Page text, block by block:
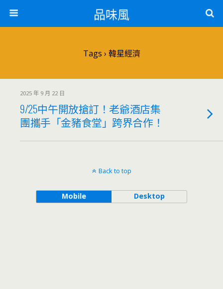
品味風
Tags › 韓星經濟
2025 年 9 月 22 日
9/25中午開放搶訂！老爺酒店集
團攜手「金豬食堂」跨界合作！
Back to top
Mobile Desktop